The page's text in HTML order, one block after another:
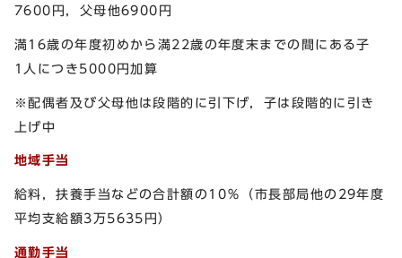
7600円，父母他6900円
満16歳の年度初めから満22歳の年度末までの間にある子
1人につき5000円加算
※配偶者及び父母他は段階的に引下げ，子は段階的に引き
上げ中
地域手当
給料，扶養手当などの合計額の10％（市長部局他の29年度
平均支給額3万5635円）
通勤手当